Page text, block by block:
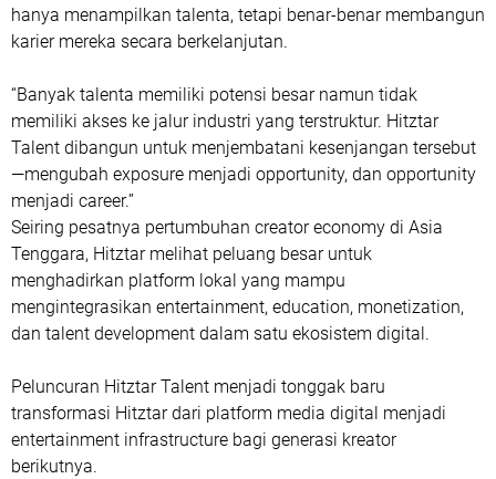
hanya menampilkan talenta, tetapi benar-benar membangun
karier mereka secara berkelanjutan.
“Banyak talenta memiliki potensi besar namun tidak
memiliki akses ke jalur industri yang terstruktur. Hitztar
Talent dibangun untuk menjembatani kesenjangan tersebut
—mengubah exposure menjadi opportunity, dan opportunity
menjadi career.”
Seiring pesatnya pertumbuhan creator economy di Asia
Tenggara, Hitztar melihat peluang besar untuk
menghadirkan platform lokal yang mampu
mengintegrasikan entertainment, education, monetization,
dan talent development dalam satu ekosistem digital.
Peluncuran Hitztar Talent menjadi tonggak baru
transformasi Hitztar dari platform media digital menjadi
entertainment infrastructure bagi generasi kreator
berikutnya.